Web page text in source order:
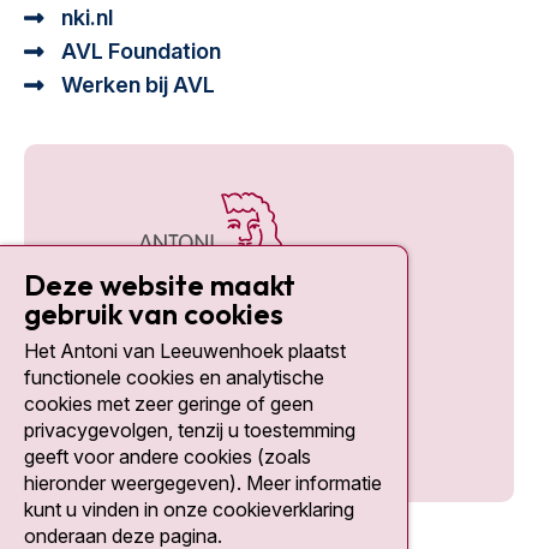
nki.nl
AVL Foundation
Werken bij AVL
Social media
Deze website maakt
gebruik van cookies
Het Antoni van Leeuwenhoek plaatst
functionele cookies en analytische
cookies met zeer geringe of geen
privacygevolgen, tenzij u toestemming
geeft voor andere cookies (zoals
hieronder weergegeven). Meer informatie
kunt u vinden in onze cookieverklaring
onderaan deze pagina.